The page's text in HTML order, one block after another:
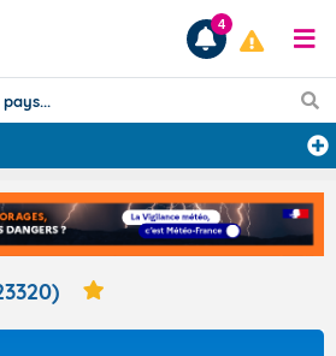
Prévisions
LES RÉSULTATS
Articles
4